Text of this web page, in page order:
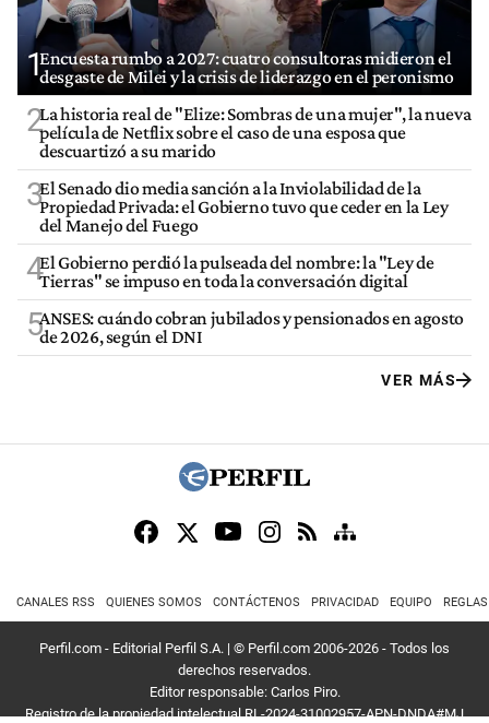
1Encuesta rumbo a 2027: cuatro consultoras midieron el
desgaste de Milei y la crisis de liderazgo en el peronismo
2La historia real de "Elize: Sombras de una mujer", la nueva
película de Netflix sobre el caso de una esposa que
descuartizó a su marido
3El Senado dio media sanción a la Inviolabilidad de la
Propiedad Privada: el Gobierno tuvo que ceder en la Ley
del Manejo del Fuego
4El Gobierno perdió la pulseada del nombre: la "Ley de
Tierras" se impuso en toda la conversación digital
5ANSES: cuándo cobran jubilados y pensionados en agosto
de 2026, según el DNI
VER MÁS
CANALES RSS QUIENES SOMOS CONTÁCTENOS PRIVACIDAD EQUIPO
Perfil.com - Editorial Perfil S.A. | © Perfil.com 2006-2026 - Todos los
derechos reservados.
Editor responsable: Carlos Piro.
Registro de la propiedad intelectual RL-2024-31002957-APN-DNDA#MJ